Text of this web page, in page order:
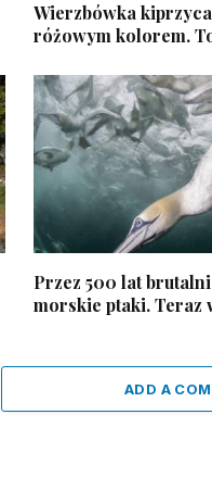
Wierzbówka
różowym kolorem.
Przez 500 lat
morskie ptaki. Teraz
ADD A